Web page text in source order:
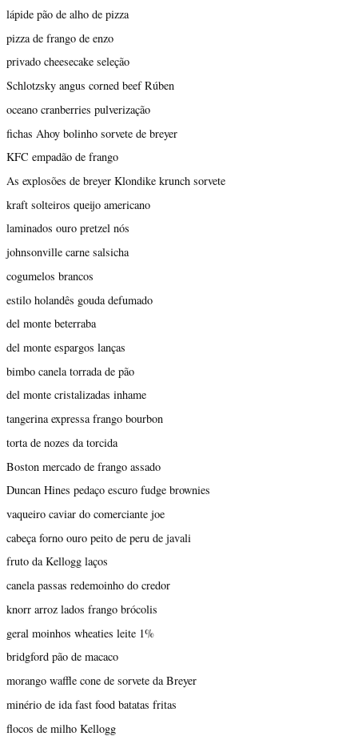
lápide pão de alho de pizza
pizza de frango de enzo
privado cheesecake seleção
Schlotzsky angus corned beef Rúben
oceano cranberries pulverização
fichas Ahoy bolinho sorvete de breyer
KFC empadão de frango
As explosões de breyer Klondike krunch sorvete
kraft solteiros queijo americano
laminados ouro pretzel nós
johnsonville carne salsicha
cogumelos brancos
estilo holandês gouda defumado
del monte beterraba
del monte espargos lanças
bimbo canela torrada de pão
del monte cristalizadas inhame
tangerina expressa frango bourbon
torta de nozes da torcida
Boston mercado de frango assado
Duncan Hines pedaço escuro fudge brownies
vaqueiro caviar do comerciante joe
cabeça forno ouro peito de peru de javali
fruto da Kellogg laços
canela passas redemoinho do credor
knorr arroz lados frango brócolis
geral moinhos wheaties leite 1%
bridgford pão de macaco
morango waffle cone de sorvete da Breyer
minério de ida fast food batatas fritas
flocos de milho Kellogg